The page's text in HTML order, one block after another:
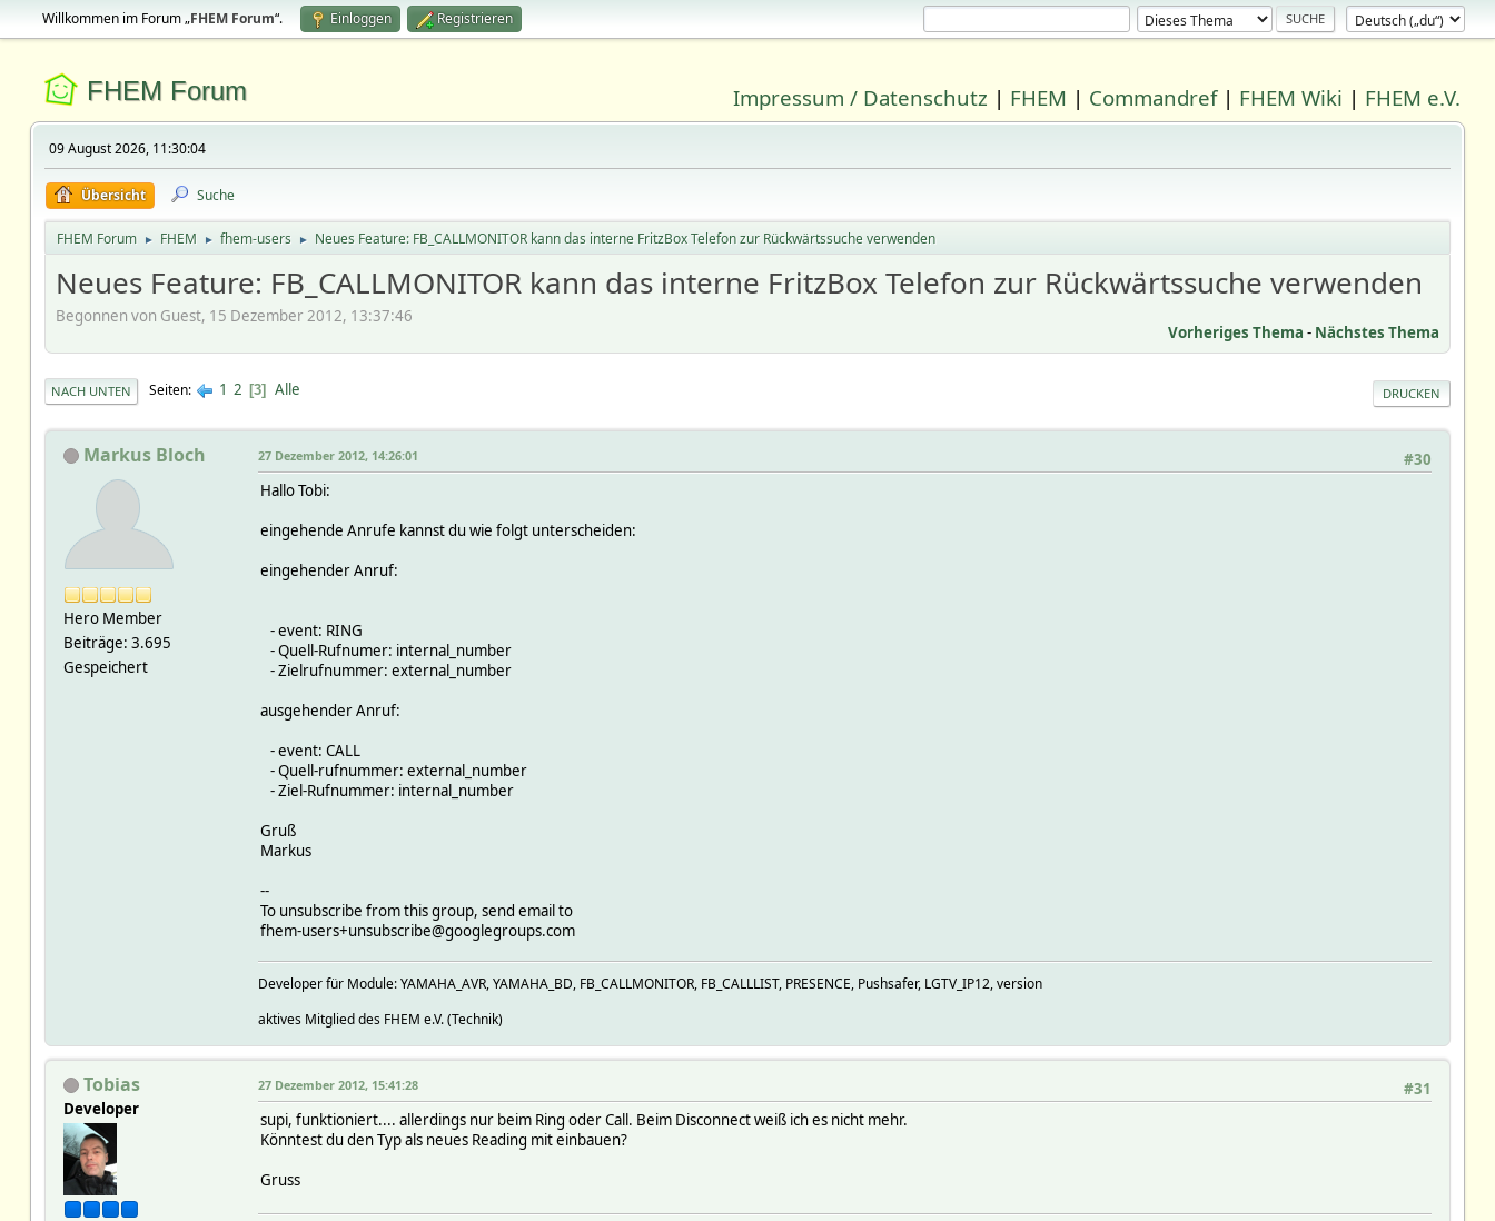
Willkommen im Forum „FHEM Forum“. Einloggen Registrieren
FHEM Forum Impressum / Datenschutz | FHEM | Commandref| FHEM Wiki | FHEM e.V.
09 August 2026, 11:30:04
Übersicht Suche
FHEM Forum ► FHEM ► fhem-users ► Neues Feature: FB_CALLMONITOR kann das interne FritzBox Telefon zur Rückwärtssuche verwenden
Neues Feature: FB_CALLMONITOR kann das interne FritzBox Telefon zur Rückwärtssuche verwenden
Begonnen von Guest, 15 Dezember 2012, 13:37:46
Vorheriges Thema - Nächstes Thema
DRUCKEN
NACH UNTEN Seiten 1 2 3 Alle
Markus Bloch
Hero Member
Beiträge: 3.695
Gespeichert
#30
27 Dezember 2012, 14:26:01
Hallo Tobi:
eingehende Anrufe kannst du wie folgt unterscheiden:
eingehender Anruf:
- event: RING
- Quell-Rufnumer: internal_number
- Zielrufnummer: external_number
ausgehender Anruf:
- event: CALL
- Quell-rufnummer: external_number
- Ziel-Rufnummer: internal_number
Gruß
Markus
--
To unsubscribe from this group, send email to
fhem-users+unsubscribe@googlegroups.com
Developer für Module: YAMAHA_AVR, YAMAHA_BD, FB_CALLMONITOR, FB_CALLLIST, PRESENCE, Pushsafer, LGTV_IP12, version
aktives Mitglied des FHEM e.V. (Technik)
Tobias
Developer
#31
27 Dezember 2012, 15:41:28
supi, funktioniert.... allerdings nur beim Ring oder Call. Beim Disconnect weiß ich es nicht mehr.
Könntest du den Typ als neues Reading mit einbauen?
Gruss